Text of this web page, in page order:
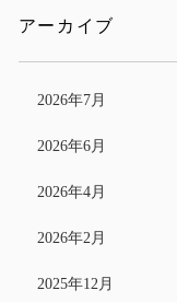
アーカイブ
2026年7月
2026年6月
2026年4月
2026年2月
2025年12月